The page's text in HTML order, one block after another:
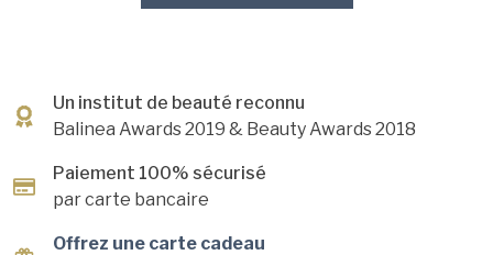
Un institut de beauté reconnu
Balinea Awards 2019 & Beauty Awards 2018
Paiement 100% sécurisé
par carte bancaire
Offrez une carte cadeau